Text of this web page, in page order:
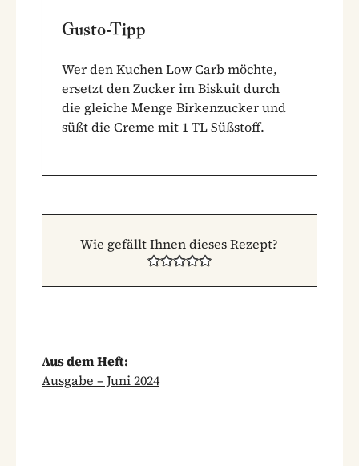
Gusto-Tipp
Wer den Kuchen Low Carb möchte,
ersetzt den Zucker im Biskuit durch
die gleiche Menge Birkenzucker und
süßt die Creme mit 1 TL Süßstoff.
Wie gefällt Ihnen dieses Rezept?
Aus dem Heft:
Ausgabe – Juni 2024